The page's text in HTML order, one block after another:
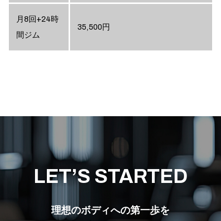
月8回+24時
間ジム
35,500円
LET’S STARTED
理想のボディへの第一歩を